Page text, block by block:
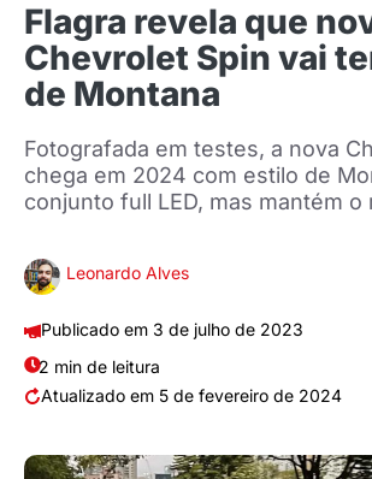
Flagra revela que
Chevrolet Spin vai
de Montana
Fotografada em testes, a nova
chega em 2024 com estilo de
conjunto full LED, mas mantém o
Leonardo Alves
3 de julho de 2023
2 min de leitura
5 de fevereiro de 2024